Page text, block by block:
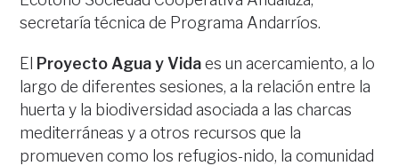
secretaría técnica de Programa Andarríos.
El Proyecto Agua y Vidaes un acercamiento, a lo
largo de diferentes sesiones, a la relación entre la
huerta y la biodiversidad asociada a las charcas
mediterráneas y a otros recursos que la
promueven como los refugios-nido, la comunidad